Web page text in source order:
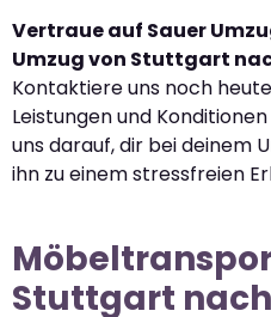
Vertraue auf Sauer
Umzug von Stuttgart
Kontaktiere uns noch
Leistungen und
uns darauf, dir bei deinem
ihn zu einem stressfreien
Stuttgart